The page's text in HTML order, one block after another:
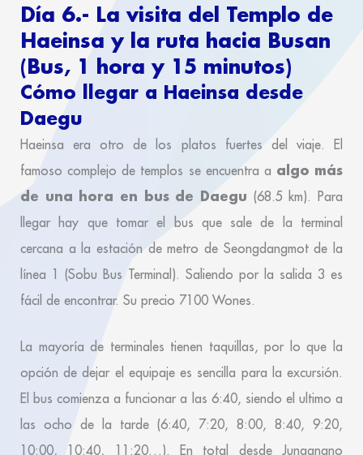
Día 6.- La visita del Templo de
Haeinsa y la ruta hacia Busan
(Bus, 1 hora y 15 minutos)
Cómo llegar a Haeinsa desde
Daegu
Haeinsa era otro de los platos fuertes del viaje. El
famoso complejo de templos se encuentra a algo más
de una hora en bus de Daegu (68.5 km). Para
llegar hay que tomar el bus que sale de la terminal
cercana a la estación de metro de Seongdangmot de la
línea 1 (Sobu Bus Terminal). Saliendo por la salida 3 es
fácil de encontrar. Su precio 7100 Wones.
La mayoría de terminales tienen taquillas, por lo que la
opción de dejar el equipaje es sencilla para la excursión.
El bus comienza a funcionar a las 6:40, siendo el ultimo a
las ocho de la tarde (6:40, 7:20, 8:00, 8:40, 9:20,
10:00, 10:40, 11:20…). En total desde Jungangno